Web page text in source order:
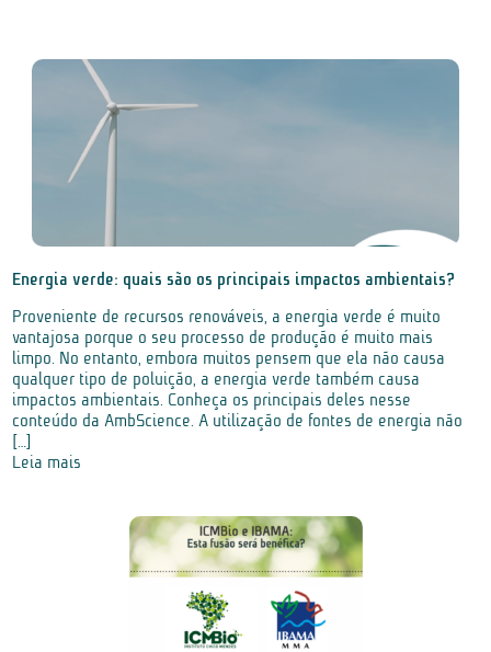
Energia verde: quais são os principais impactos ambientais?
Proveniente de recursos renováveis, a energia verde é muito
vantajosa porque o seu processo de produção é muito mais
limpo. No entanto, embora muitos pensem que ela não causa
qualquer tipo de poluição, a energia verde também causa
impactos ambientais. Conheça os principais deles nesse
conteúdo da AmbScience. A utilização de fontes de energia não
[…]
Leia mais